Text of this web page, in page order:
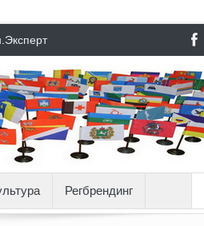
Регбрендинг